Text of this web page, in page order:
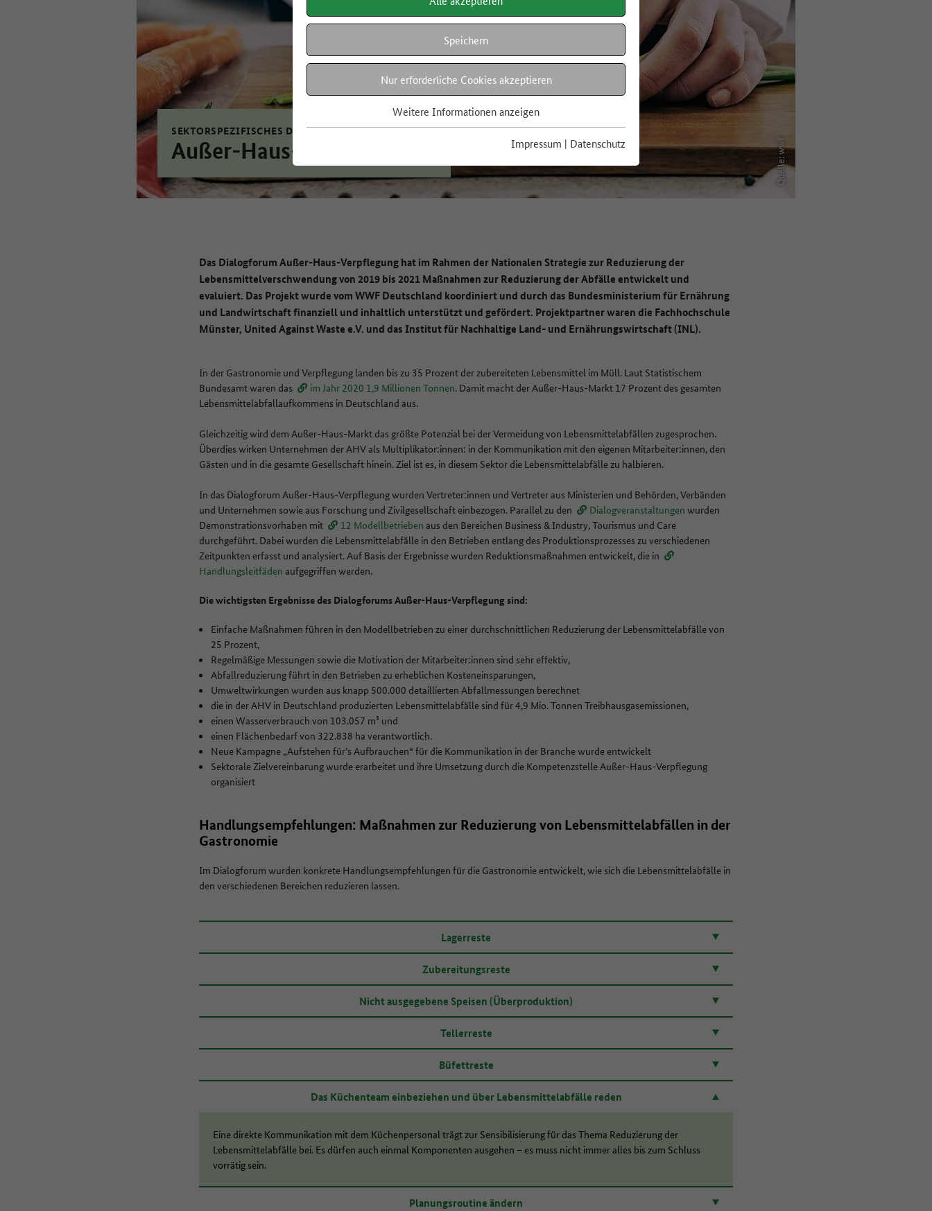
Speichern
Nur erforderliche Cookies akzeptieren
Weitere Informationen anzeigen
Impressum | Datenschutz
SEKTORSPEZIFISCHES DIALOGFORUM
Außer-Haus-Verpflegung Quelle: wwf
Das Dialogforum Außer-Haus-Verpflegung hat im Rahmen der Nationalen Strategie zur Reduzierung der
Lebensmittelverschwendung von 2019 bis 2021 Maßnahmen zur Reduzierung der Abfälle entwickelt und
evaluiert. Das Projekt wurde vom WWF Deutschland koordiniert und durch das Bundesministerium für Ernährung
und Landwirtschaft finanziell und inhaltlich unterstützt und gefördert. Projektpartner waren die Fachhochschule
Münster, United Against Waste e.V. und das Institut für Nachhaltige Land- und Ernährungswirtschaft (INL).
In der Gastronomie und Verpflegung landen bis zu 35 Prozent der zubereiteten Lebensmittel im Müll. Laut Statistischem
Bundesamt waren das
im Jahr 2020 1,9 Millionen Tonnen. Damit macht der Außer-Haus-Markt 17 Prozent des gesamten
Lebensmittelabfallaufkommens in Deutschland aus.
Gleichzeitig wird dem Außer-Haus-Markt das größte Potenzial bei der Vermeidung von Lebensmittelabfällen zugesprochen.
Überdies wirken Unternehmen der AHV als Multiplikator:innen: in der Kommunikation mit den eigenen Mitarbeiter:innen, den
Gästen und in die gesamte Gesellschaft hinein. Ziel ist es, in diesem Sektor die Lebensmittelabfälle zu halbieren.
In das Dialogforum Außer-Haus-Verpflegung wurden Vertreter:innen und Vertreter aus Ministerien und Behörden, Verbänden
und Unternehmen sowie aus Forschung und Zivilgesellschaft einbezogen. Parallel zu den
Dialogveranstaltungen wurden
Demonstrationsvorhaben mit
12 Modellbetrieben aus den Bereichen Business & Industry, Tourismus und Care
durchgeführt. Dabei wurden die Lebensmittelabfälle in den Betrieben entlang des Produktionsprozesses zu verschiedenen
Zeitpunkten erfasst und analysiert. Auf Basis der Ergebnisse wurden Reduktionsmaßnahmen entwickelt, die in
Handlungsleitfäden aufgegriffen werden.
Die wichtigsten Ergebnisse des Dialogforums Außer-Haus-Verpflegung sind:
Einfache Maßnahmen führen in den Modellbetrieben zu einer durchschnittlichen Reduzierung der Lebensmittelabfälle von
25 Prozent,
Regelmäßige Messungen sowie die Motivation der Mitarbeiter:innen sind sehr effektiv,
Abfallreduzierung führt in den Betrieben zu erheblichen Kosteneinsparungen,
Umweltwirkungen wurden aus knapp 500.000 detaillierten Abfallmessungen berechnet
die in der AHV in Deutschland produzierten Lebensmittelabfälle sind für 4,9 Mio. Tonnen Treibhausgasemissionen,
einen Wasserverbrauch von 103.057 m³ und
einen Flächenbedarf von 322.838 ha verantwortlich.
Neue Kampagne „Aufstehen für’s Aufbrauchen“ für die Kommunikation in der Branche wurde entwickelt
Sektorale Zielvereinbarung wurde erarbeitet und ihre Umsetzung durch die Kompetenzstelle Außer-Haus-Verpflegung
organisiert
Handlungsempfehlungen: Maßnahmen zur Reduzierung von Lebensmittelabfällen in der
Gastronomie
Im Dialogforum wurden konkrete Handlungsempfehlungen für die Gastronomie entwickelt, wie sich die Lebensmittelabfälle in
den verschiedenen Bereichen reduzieren lassen.
Lagerreste
Zubereitungsreste
Nicht ausgegebene Speisen (Überproduktion)
Tellerreste
Büfettreste
Das Küchenteam einbeziehen und über Lebensmittelabfälle reden
Eine direkte Kommunikation mit dem Küchenpersonal trägt zur Sensibilisierung für das Thema Reduzierung der
Lebensmittelabfälle bei. Es dürfen auch einmal Komponenten ausgehen – es muss nicht immer alles bis zum Schluss
vorrätig sein.
Planungsroutine ändern